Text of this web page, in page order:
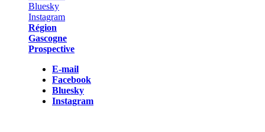
Région
Gascogne
Prospective
E-mail
Facebook
Bluesky
Instagram